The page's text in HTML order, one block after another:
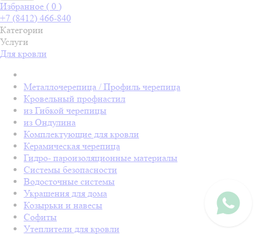
Избранное ( 0 )
+7 (8412) 466-840
Категории
Услуги
Для кровли
Металлочерепица / Профиль черепица
Кровельный профнастил
из Гибкой черепицы
из Ондулина
Комплектующие для кровли
Керамическая черепица
Гидро- пароизоляционные материалы
Системы безопасности
Водосточные системы
Украшения для дома
Козырьки и навесы
Софиты
Утеплители для кровли